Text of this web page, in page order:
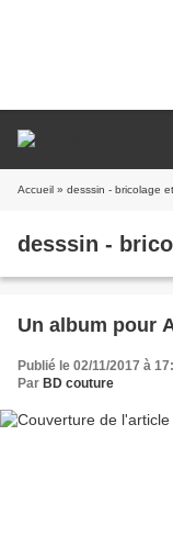
Accueil » desssin - bricolage
desssin -
Un album pour
Publié le 02/11/2017 à
Par BD couture